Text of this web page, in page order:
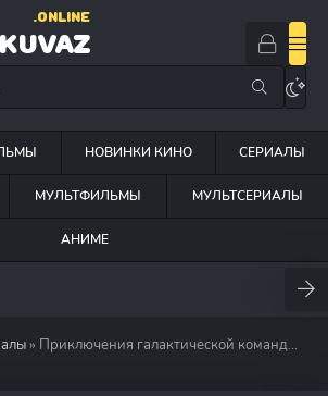
.ONLINE
НОВИНКИ КИНО СЕРИАЛЫ
МУЛЬТФИЛЬМЫ МУЛЬТСЕРИАЛЫ
АНИМЕ
» Приключения галактической команды (2006)